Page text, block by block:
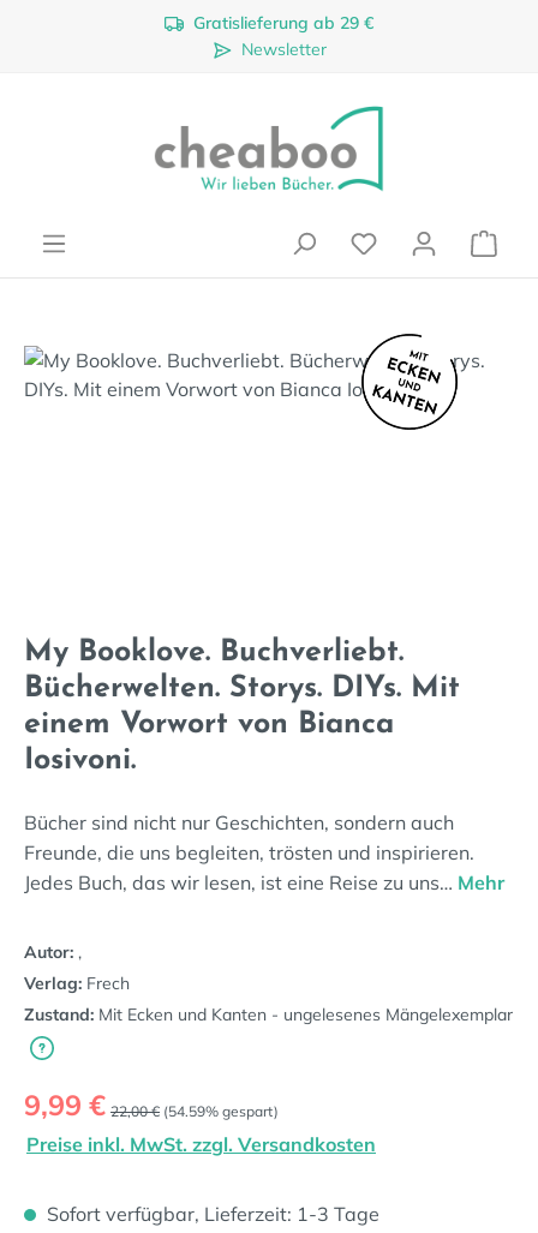
Zum Hauptinhalt springenGratislieferung ab 29 €
Newsletter
Bildergalerie überspringen
My Booklove. Buchverliebt.
Bücherwelten. Storys. DIYs. Mit
einem Vorwort von Bianca
Iosivoni.
Bücher sind nicht nur Geschichten, sondern auch
Freunde, die uns begleiten, trösten und inspirieren.
Jedes Buch, das wir lesen, ist eine Reise zu uns… Mehr
Autor: ,
Verlag: Frech
Zustand: Mit Ecken und Kanten - ungelesenes Mängelexemplar
Verkaufspreis:
9,99 € Regulärer Preis:
22,00 € (54.59% gespart)
Preise inkl. MwSt. zzgl. Versandkosten
Sofort verfügbar, Lieferzeit: 1-3 Tage